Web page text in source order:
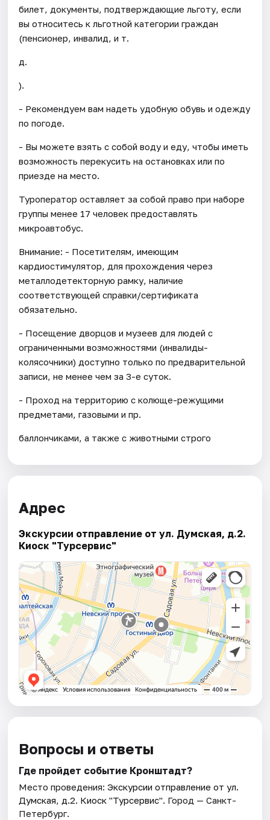
билет, документы, подтверждающие льготу, если
вы относитесь к льготной категории граждан
(пенсионер, инвалид, и т.
д.
).
- Рекомендуем вам надеть удобную обувь и одежду
по погоде.
- Вы можете взять с собой воду и еду, чтобы иметь
возможность перекусить на остановках или по
приезде на место.
Туроператор оставляет за собой право при наборе
группы менее 17 человек предоставлять
микроавтобус.
Внимание: - Посетителям, имеющим
кардиостимулятор, для прохождения через
металлодетекторную рамку, наличие
соответствующей справки/сертификата
обязательно.
- Посещение дворцов и музеев для людей с
ограниченными возможностями (инвалиды-
колясочники) доступно только по предварительной
записи, не менее чем за 3-е суток.
- Проход на территорию с колюще-режущими
предметами, газовыми и пр.
баллончиками, а также с животными строго
Адрес
Экскурсии отправление от ул. Думская, д.2.
Киоск "Турсервис"
Вопросы и ответы
Где пройдет событие Кронштадт?
Место проведения:Экскурсии отправление от ул.
Думская, д.2. Киоск "Турсервис". Город — Санкт-
Петербург.